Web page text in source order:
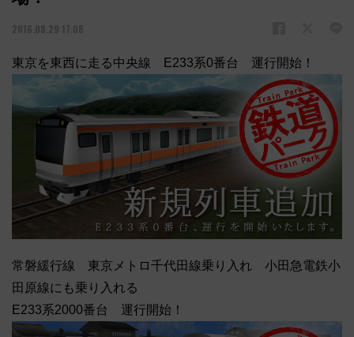
2016.08.29 17:08
東京を東西に走る中央線 E233系0番台 運行開始！
常磐緩行線 東京メトロ千代田線乗り入れ 小田急電鉄小
田原線にも乗り入れる
E233系2000番台 運行開始！